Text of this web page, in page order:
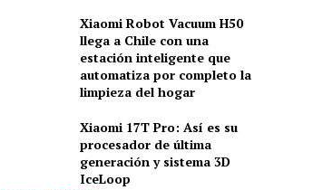
Xiaomi Robot Vacuum H50
llega a Chile con una
estación inteligente que
automatiza por completo la
limpieza del hogar
Xiaomi 17T Pro: Así es su
procesador de última
generación y sistema 3D
IceLoop